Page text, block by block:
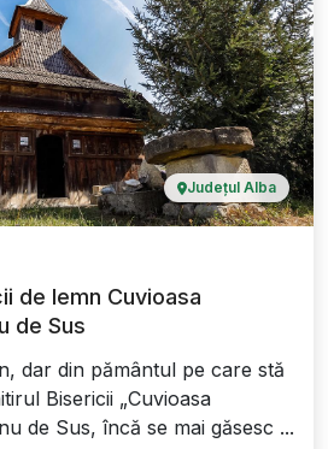
Județul Alba
de lemn Cuvioasa
de Sus
dar din pământul pe care stă
Bisericii „Cuvioasa
de Sus, încă se mai găsesc ...